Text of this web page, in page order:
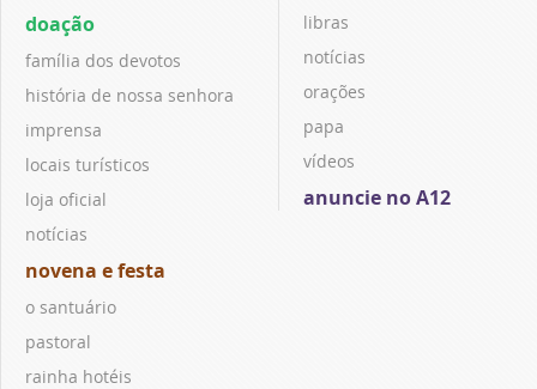
doação
família dos devotos
história de nossa senhora
imprensa
locais turísticos
loja oficial
notícias
novena e festa
o santuário
pastoral
rainha hotéis
libras
notícias
orações
papa
vídeos
anuncie no A12